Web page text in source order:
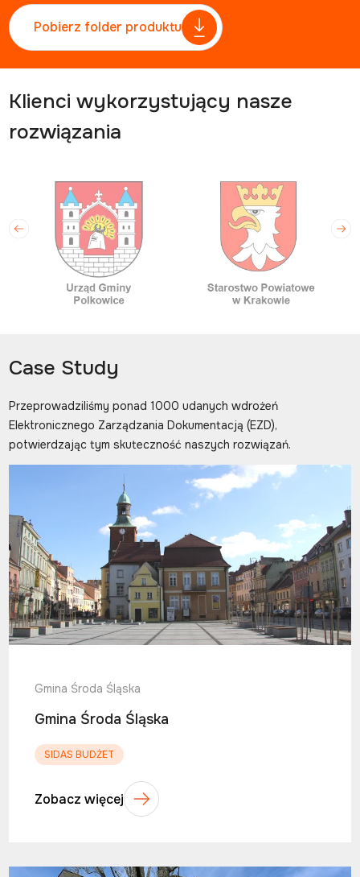
Pobierz folder produktu
Klienci wykorzystujący nasze
rozwiązania
Case Study
Przeprowadziliśmy ponad 1000 udanych wdrożeń
Elektronicznego Zarządzania Dokumentacją (EZD),
potwierdzając tym skuteczność naszych rozwiązań.
Gmina Środa Śląska
Gmina Środa Śląska
SIDAS BUDŻET
Zobacz więcej